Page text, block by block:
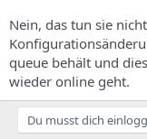
Nein, das tun sie
queue behält und
wieder online geht.
Du musst dich